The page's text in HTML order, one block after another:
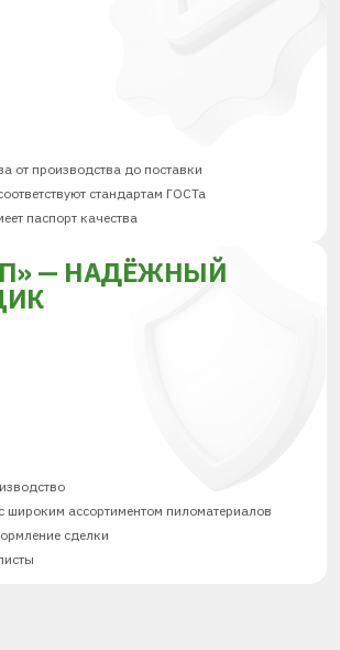
от производства до поставки
стандартам ГОСТа
паспорт качества
— НАДЁЖНЫЙ
широким ассортиментом пиломатериалов
сделки